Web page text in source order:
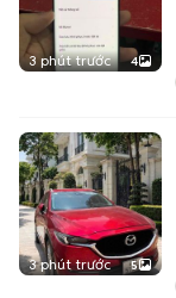
3 phút trước 4
3 phút trước 5